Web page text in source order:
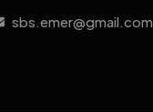
sbs.emer@gmail.com